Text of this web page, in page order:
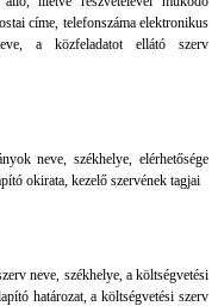
címe, telefonszáma elektronikus
a közfeladatot ellátó szerv
neve, székhelye, elérhetősége
okirata, kezelő szervének tagjai
neve, székhelye, a költségvetési
határozat, a költségvetési szerv